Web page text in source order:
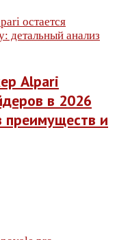
Alpari
в 2026
преимуществ и